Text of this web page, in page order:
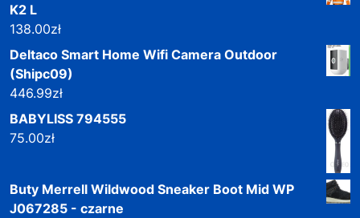
K2 L
138.00zł
Deltaco Smart Home Wifi Camera Outdoor
(Shipc09)
446.99zł
BABYLISS 794555
75.00zł
Buty Merrell Wildwood Sneaker Boot Mid WP
J067285 - czarne